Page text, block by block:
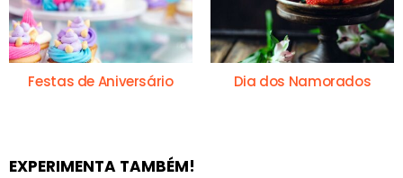
Festas de Aniversário Dia dos Namorados
EXPERIMENTA TAMBÉM!